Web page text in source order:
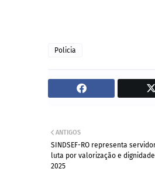
Policia
ANTIGOS
SINDSEF-RO representa
luta por valorização e
2025